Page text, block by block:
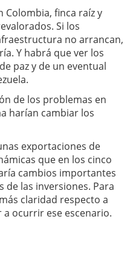
Colombia, finca raíz y
Si los
no arrancan,
Y habrá que ver los
paz y de un eventual
de los problemas en
harían cambiar los
exportaciones de
que en los cinco
cambios importantes
las inversiones. Para
claridad respecto a
ocurrir ese escenario.